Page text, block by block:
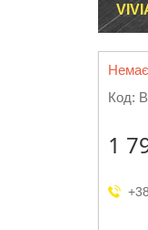
Немає
Код:
1